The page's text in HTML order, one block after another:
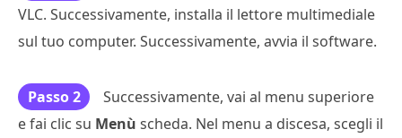
VLC. Successivamente, installa il lettore multimediale
sul tuo computer. Successivamente, avvia il software.
Passo 2
Successivamente, vai al menu superiore
e fai clic su Menù scheda. Nel menu a discesa, scegli il